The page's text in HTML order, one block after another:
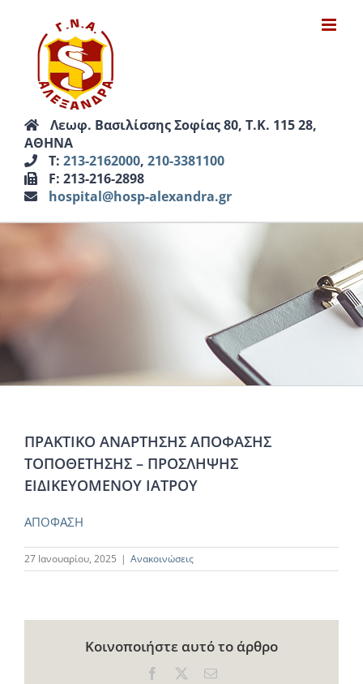
περιεχόμενο
Λεωφ. Βασιλίσσης Σοφίας 80, Τ.Κ. 115 28,
ΑΘΗΝΑ
Τ: 213-2162000, 210-3381100
F: 213-216-2898
hospital@hosp-alexandra.gr
ΠΡΑΚΤΙΚΟ ΑΝΑΡΤΗΣΗΣ ΑΠΟΦΑΣΗΣ
ΤΟΠΟΘΕΤΗΣΗΣ – ΠΡΟΣΛΗΨΗΣ
ΕΙΔΙΚΕΥΟΜΕΝΟΥ ΙΑΤΡΟΥ
ΑΠΟΦΑΣΗ
27 Ιανουαρίου, 2025 | Ανακοινώσεις
Κοινοποιήστε αυτό το άρθρο
Facebook Email